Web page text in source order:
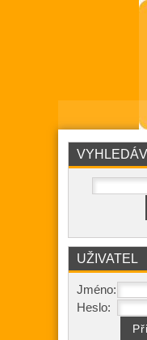
UŽIVATEL
Jméno:
Heslo: